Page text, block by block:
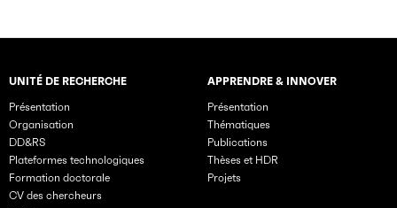
Rubriques principales du site
UNITÉ DE RECHERCHE
Présentation
Organisation
DD&RS
Plateformes technologiques
Formation doctorale
CV des chercheurs
APPRENDRE & INNOVER
Présentation
Thématiques
Publications
Thèses et HDR
Projets